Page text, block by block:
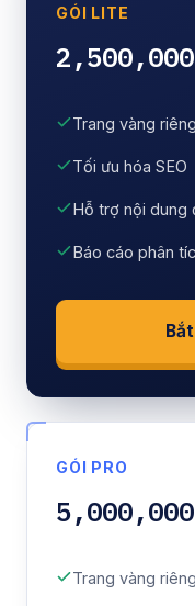
GÓI LITE
2,500,000
Trang vàng
Tối ưu hóa SEO
Hỗ trợ nội dung
Báo cáo phân
GÓI PRO
5,000,000
Trang vàng